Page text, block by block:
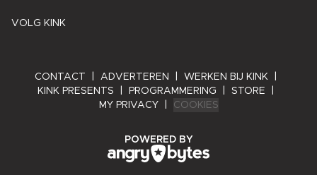
VOLG KINK
CONTACT ADVERTEREN WERKEN BIJ KINK
KINK PRESENTS
PROGRAMMERING STORE
MY PRIVACY
COOKIES
POWERED BYANGRY BYTES